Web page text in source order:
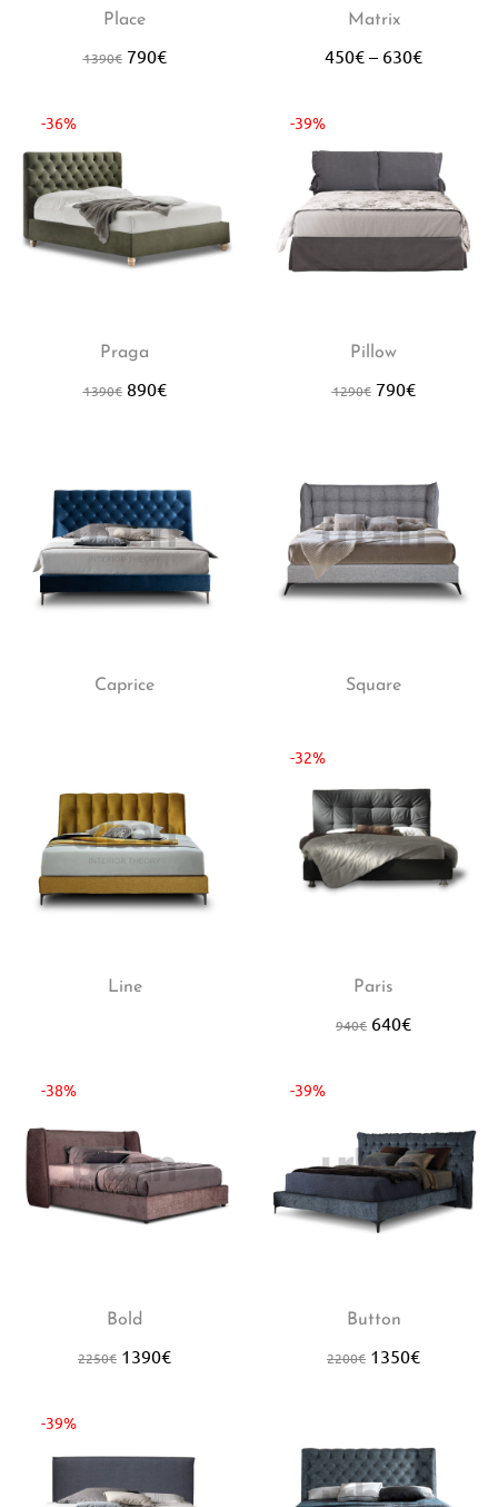
Place
1390€ 790€
Matrix
450€ – 630€
-36%
Praga
1390€ 890€
-39%
Pillow
1290€ 790€
Caprice Square
Line
-32%
Paris
940€ 640€
-38%
Bold
2250€ 1390€
-39%
Button
2200€ 1350€
-39%